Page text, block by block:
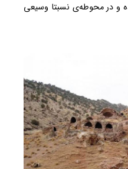
و در محوطه‌ی نسبتا وسیعی